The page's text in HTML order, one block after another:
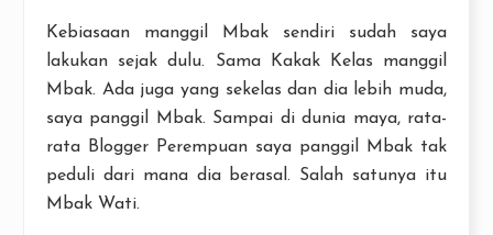
Kebiasaan manggil Mbak sendiri sudah saya
lakukan sejak dulu. Sama Kakak Kelas manggil
Mbak. Ada juga yang sekelas dan dia lebih muda,
saya panggil Mbak. Sampai di dunia maya, rata-
rata Blogger Perempuan saya panggil Mbak tak
peduli dari mana dia berasal. Salah satunya itu
Mbak Wati.